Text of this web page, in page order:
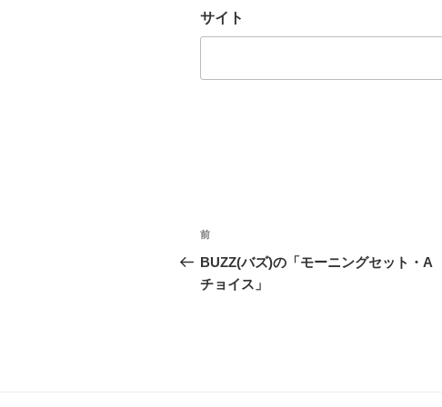
サイト
投
稿
ナ
前
の
投
前
BUZZ(バズ)の「モーニングセット・A
チョイス」